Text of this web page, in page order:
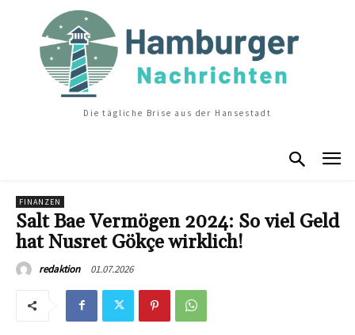
Die tägliche Brise aus der Hansestadt
FINANZEN
Salt Bae Vermögen 2024: So viel Geld
hat Nusret Gökçe wirklich!
redaktion 01.07.2026